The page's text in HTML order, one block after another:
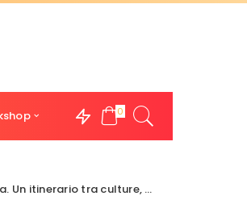
0
tra culture, temi e immagini.